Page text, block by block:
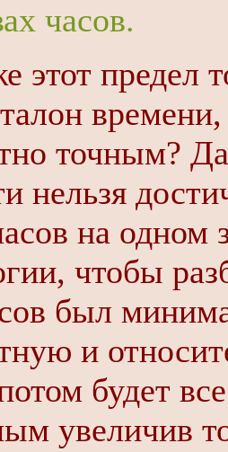
часов.
этот предел
точным?
нельзя
на одном
чтобы
был
и
будет
увеличив